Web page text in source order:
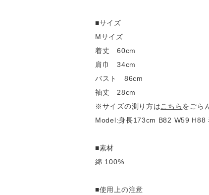
■サイズ
Mサイズ
着丈 60cm
肩巾 34cm
バスト 86cm
袖丈 28cm
※サイズの測り方はこちらをごら
Model:身長173cm B82 W59 H88
■素材
綿 100%
■使用上の注意